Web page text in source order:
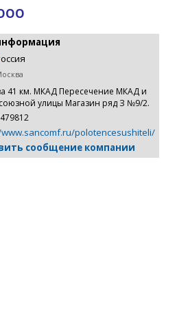
41 км. МКАД Пересечение МКАД и
улицы Магазин ряд З №9/2.
polotencesushiteli/
сообщение компании